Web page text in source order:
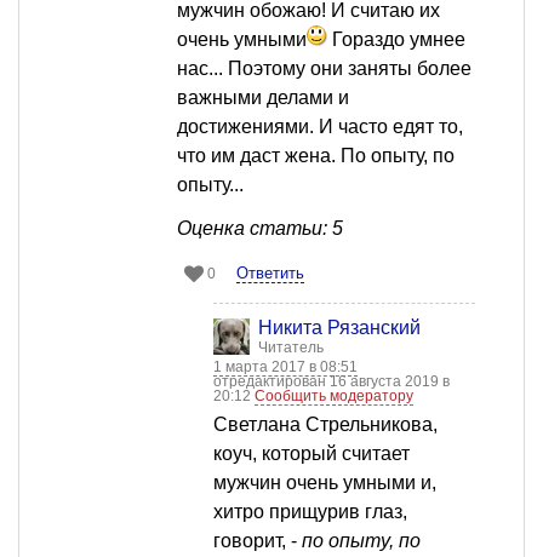
мужчин обожаю! И считаю их
очень умными
Гораздо умнее
нас... Поэтому они заняты более
важными делами и
достижениями. И часто едят то,
что им даст жена. По опыту, по
опыту...
Оценка статьи: 5
0 Ответить
Никита Рязанский
Читатель
1 марта 2017 в 08:51
отредактирован 16 августа 2019 в
20:12 Сообщить модератору
Светлана Стрельникова,
коуч, который считает
мужчин очень умными и,
хитро прищурив глаз,
говорит, - по опыту, по